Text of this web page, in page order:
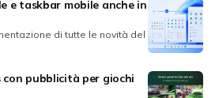
e taskbar mobile anche in
di tutte le novità del
pubblicità per giochi